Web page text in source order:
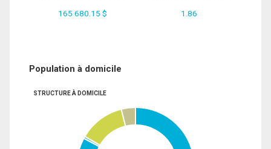
165 680.15 $ 1.86
Population à domicile
STRUCTURE À DOMICILE